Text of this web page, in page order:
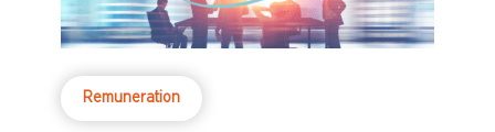
Remuneration